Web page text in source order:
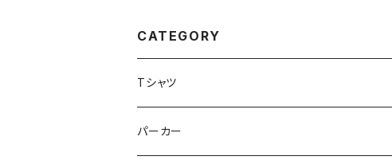
CATEGORY
Tシャツ
プリントTシャツ
パーカー